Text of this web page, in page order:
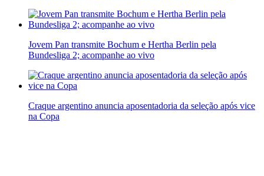
Jovem Pan transmite Bochum e Hertha Berlin pela
Bundesliga 2; acompanhe ao vivo
Craque argentino anuncia aposentadoria da seleção após vice
na Copa